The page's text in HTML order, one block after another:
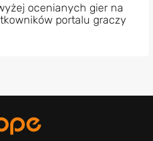
ocenianych gier na
portalu graczy